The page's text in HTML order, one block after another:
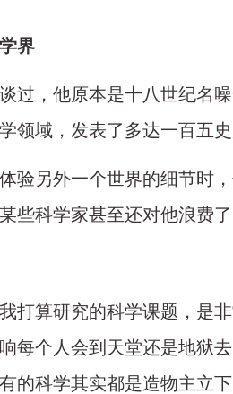
界
过，他原本是十八世纪名
领域，发表了多达一百五
验另外一个世界的细节时
些科学家甚至还对他浪费
打算研究的科学课题，是
每个人会到天堂还是地狱
的科学其实都是造物主立